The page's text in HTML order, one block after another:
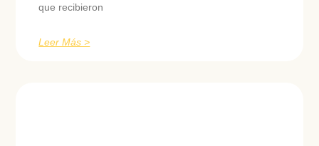
que recibieron
Leer Más >